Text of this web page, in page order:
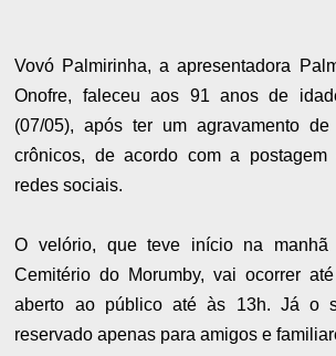
Vovó Palmirinha, a apresentadora
Onofre, faleceu aos 91 anos de
(07/05), após ter um agravamento de
crônicos, de acordo com a
redes sociais.
O velório, que teve início na
Cemitério do Morumby, vai ocorrer
aberto ao público até às 13h. Já o
reservado apenas para amigos e